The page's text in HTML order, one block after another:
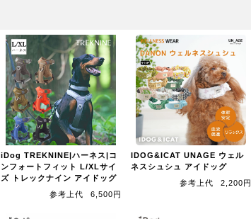
iDog TREKNINE|ハーネス|コ
ンフォートフィット L/XLサイ
ズ トレックナイン アイドッグ
参考上代
6,500円
IDOG&ICAT UNAGE ウェル
ネスシュシュ アイドッグ
参考上代
2,200円